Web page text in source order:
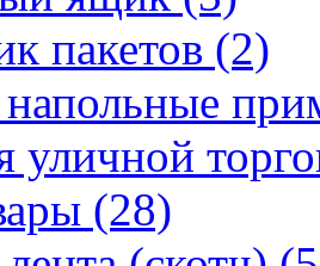
пакетов (2)
напольные
уличной
(28)